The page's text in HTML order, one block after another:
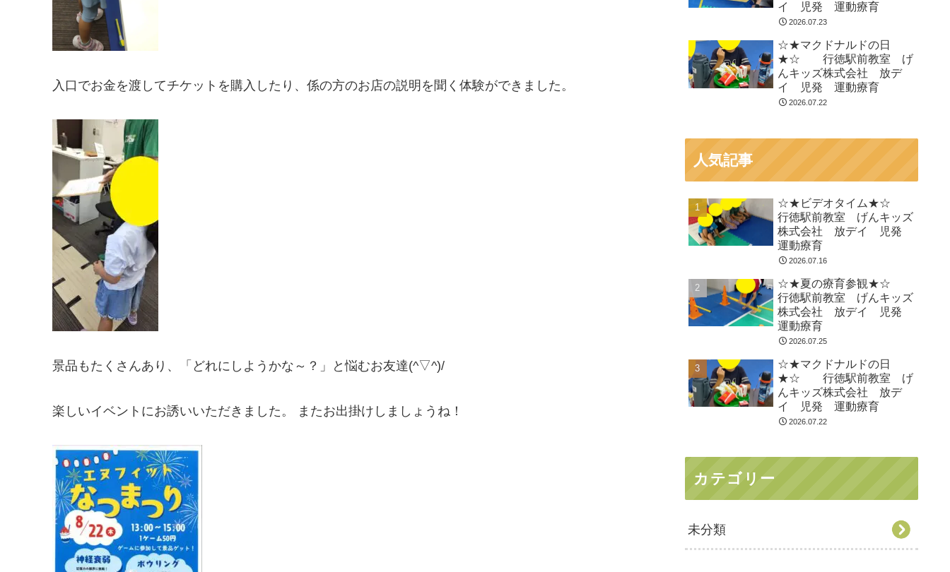
入口でお金を渡してチケットを購入したり、係の方のお店の説明を聞く体験ができました。
景品もたくさんあり、「どれにしようかな～？」と悩むお友達(^▽^)/
楽しいイベントにお誘いいただきました。 またお出掛けしましょうね！
イ 児発 運動療育
2026.07.23
☆★マクドナルドの日
★☆ 行徳駅前教室 げ
んキッズ株式会社 放デ
イ 児発 運動療育
2026.07.22
人気記事
☆★ビデオタイム★☆
行徳駅前教室 げんキッズ
株式会社 放デイ 児発
運動療育
2026.07.16
☆★夏の療育参観★☆
行徳駅前教室 げんキッズ
株式会社 放デイ 児発
運動療育
2026.07.25
☆★マクドナルドの日
★☆ 行徳駅前教室 げ
んキッズ株式会社 放デ
イ 児発 運動療育
2026.07.22
カテゴリー
未分類